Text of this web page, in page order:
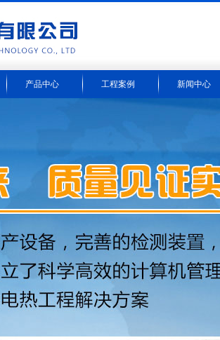
产品中心 工程案例 新闻中心